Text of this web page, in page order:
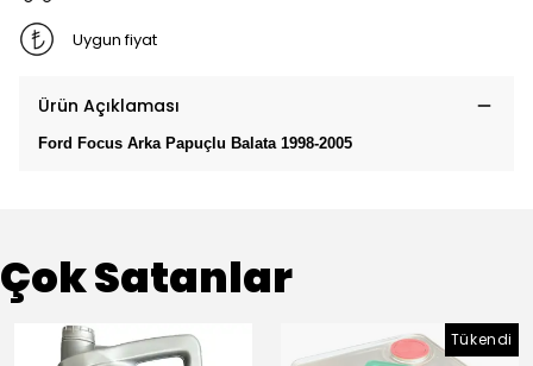
Uygun fiyat
Ürün Açıklaması
Ford Focus Arka Papuçlu Balata 1998-2005
Çok Satanlar
Tükendi